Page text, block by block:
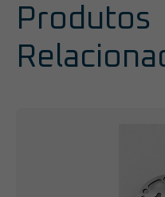
Produtos